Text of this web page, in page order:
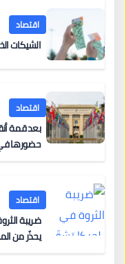
اقتصاد
الشيكات
اقتصاد
بعد قمة
حضورها
اقتصاد
يحذّر من